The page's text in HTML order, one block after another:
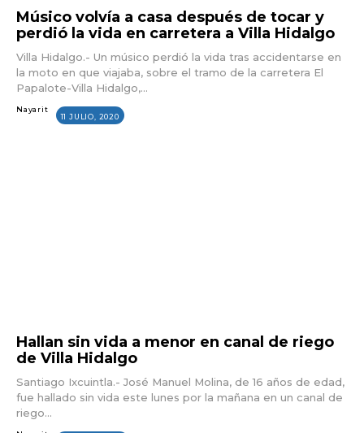
Músico volvía a casa después de tocar y
perdió la vida en carretera a Villa Hidalgo
Villa Hidalgo.- Un músico perdió la vida tras accidentarse en
la moto en que viajaba, sobre el tramo de la carretera El
Papalote-Villa Hidalgo,...
Nayarit
11 JULIO, 2020
Hallan sin vida a menor en canal de riego
de Villa Hidalgo
Santiago Ixcuintla.- José Manuel Molina, de 16 años de edad,
fue hallado sin vida este lunes por la mañana en un canal de
riego...